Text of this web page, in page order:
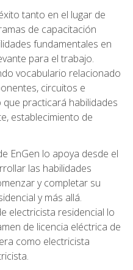
tanto en el lugar de
de capacitación
fundamentales en
para el trabajo.
vocabulario relacionado
circuitos e
practicará habilidades
establecimiento de
EnGen lo apoya desde el
las habilidades
y completar su
y más allá.
electricista residencial lo
de licencia eléctrica de
como electricista